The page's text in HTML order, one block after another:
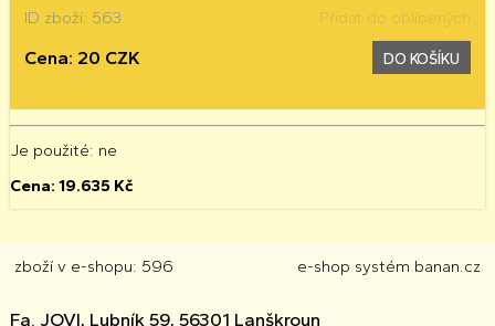
ID zboží: 563 Přidat do oblíbených
Cena: 20 CZK DO KOŠÍKU
Je použité: ne
Cena: 19.635 Kč
zboží v e-shopu: 596 e-shop systém banan.cz
Fa. JOVI, Lubník 59, 56301 Lanškroun